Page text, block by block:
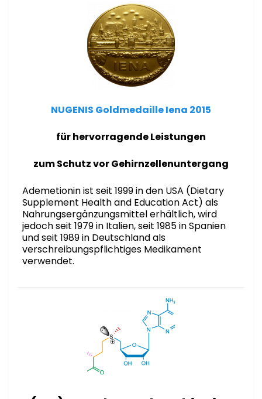
NUGENIS Goldmedaille Iena 2015
für hervorragende Leistungen
zum Schutz vor Gehirnzellenuntergang
Ademetionin ist seit 1999 in den USA (Dietary
Supplement Health and Education Act) als
Nahrungsergänzungsmittel erhältlich, wird
jedoch seit 1979 in Italien, seit 1985 in Spanien
und seit 1989 in Deutschland als
verschreibungspflichtiges Medikament
verwendet.